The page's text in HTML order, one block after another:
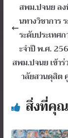
สพม.ปจนย ล
นทางวิชาการ
ระดับประเทศ
ะจำปี พ.ศ.
สพม.ปจนย เข้า
าลัยสวนดุสิต
สิ่งที่คุ